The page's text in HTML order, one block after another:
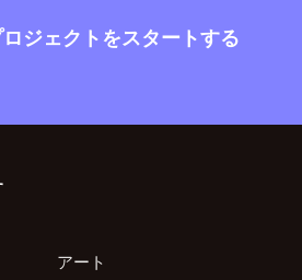
ジェクトをスタートする
アート